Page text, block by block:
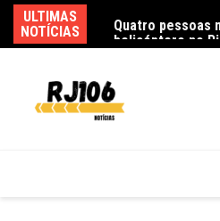
para
o
ULTIMAS
NOTÍCIAS
saiba como
Quatro pessoas
helicóptero no